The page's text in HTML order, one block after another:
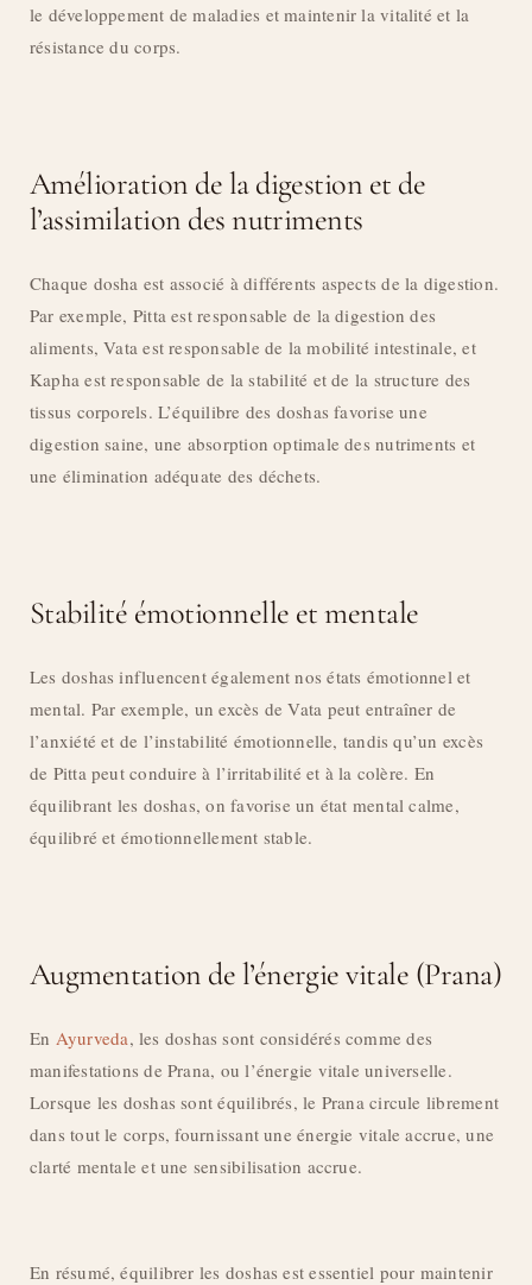
le développement de maladies et maintenir la vitalité et la
résistance du corps.
Amélioration de la digestion et de
l’assimilation des nutriments
Chaque dosha est associé à différents aspects de la digestion.
Par exemple, Pitta est responsable de la digestion des
aliments, Vata est responsable de la mobilité intestinale, et
Kapha est responsable de la stabilité et de la structure des
tissus corporels. L’équilibre des doshas favorise une
digestion saine, une absorption optimale des nutriments et
une élimination adéquate des déchets.
Stabilité émotionnelle et mentale
Les doshas influencent également nos états émotionnel et
mental. Par exemple, un excès de Vata peut entraîner de
l’anxiété et de l’instabilité émotionnelle, tandis qu’un excès
de Pitta peut conduire à l’irritabilité et à la colère. En
équilibrant les doshas, on favorise un état mental calme,
équilibré et émotionnellement stable.
Augmentation de l’énergie vitale (Prana)
En Ayurveda, les doshas sont considérés comme des
manifestations de Prana, ou l’énergie vitale universelle.
Lorsque les doshas sont équilibrés, le Prana circule librement
dans tout le corps, fournissant une énergie vitale accrue, une
clarté mentale et une sensibilisation accrue.
En résumé, équilibrer les doshas est essentiel pour maintenir